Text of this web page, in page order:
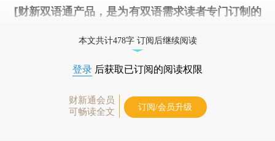
[财新双语通产品，是为有双语需求读者专门订制的
本文共计478字 订阅后继续阅读
登录 后获取已订阅的阅读权限
财新通会员
可畅读全文
订阅/会员升级